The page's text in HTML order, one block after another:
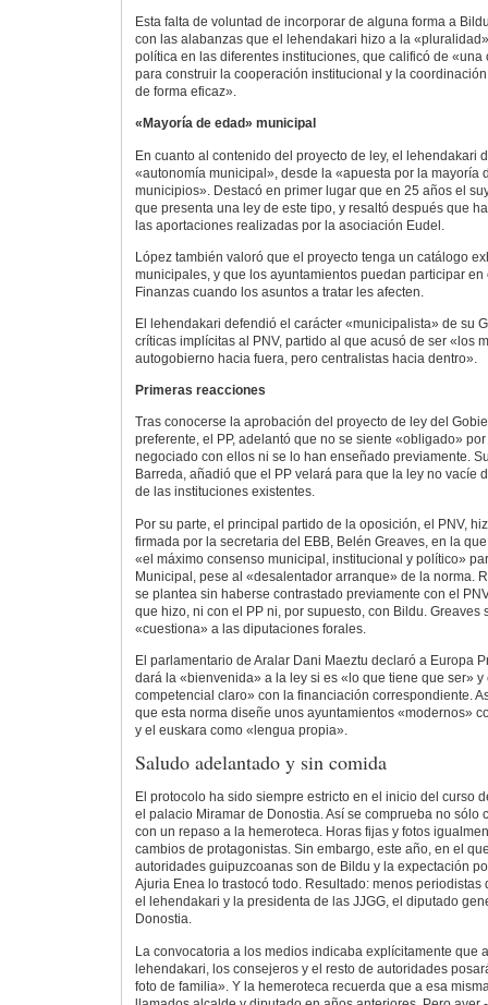
Esta falta de voluntad de incorporar de alguna forma a
con las alabanzas que el lehendakari hizo a la
política en las diferentes instituciones, que calificó de
para construir la cooperación institucional y la
de forma eficaz».
«Mayoría de edad» municipal
En cuanto al contenido del proyecto de ley, el lehendakari
«autonomía municipal», desde la «apuesta por la mayoría
municipios». Destacó en primer lugar que en 25 años el
que presenta una ley de este tipo, y resaltó después que
las aportaciones realizadas por la asociación Eudel.
López también valoró que el proyecto tenga un catálogo
municipales, y que los ayuntamientos puedan participar en
Finanzas cuando los asuntos a tratar les afecten.
El lehendakari defendió el carácter «municipalista» de su
críticas implícitas al PNV, partido al que acusó de ser «los
autogobierno hacia fuera, pero centralistas hacia dentro».
Primeras reacciones
Tras conocerse la aprobación del proyecto de ley del
preferente, el PP, adelantó que no se siente «obligado»
negociado con ellos ni se lo han enseñado previamente.
Barreda, añadió que el PP velará para que la ley no vacíe
de las instituciones existentes.
Por su parte, el principal partido de la oposición, el PNV,
firmada por la secretaria del EBB, Belén Greaves, en la
«el máximo consenso municipal, institucional y político»
Municipal, pese al «desalentador arranque» de la norma.
se plantea sin haberse contrastado previamente con el
que hizo, ni con el PP ni, por supuesto, con Bildu. Greaves
«cuestiona» a las diputaciones forales.
El parlamentario de Aralar Dani Maeztu declaró a Europa
dará la «bienvenida» a la ley si es «lo que tiene que ser»
competencial claro» con la financiación correspondiente.
que esta norma diseñe unos ayuntamientos «modernos»
y el euskara como «lengua propia».
Saludo adelantado y sin comida
El protocolo ha sido siempre estricto en el inicio del curso
el palacio Miramar de Donostia. Así se comprueba no sólo
con un repaso a la hemeroteca. Horas fijas y fotos
cambios de protagonistas. Sin embargo, este año, en el
autoridades guipuzcoanas son de Bildu y la expectación
Ajuria Enea lo trastocó todo. Resultado: menos periodistas
el lehendakari y la presidenta de las JJGG, el diputado
Donostia.
La convocatoria a los medios indicaba explícitamente que
lehendakari, los consejeros y el resto de autoridades
foto de familia». Y la hemeroteca recuerda que a esa